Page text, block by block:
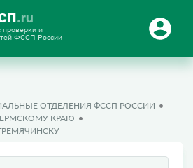
.ru
проверки и
ФССП России
ОТДЕЛЕНИЯ ФССП РОССИИ
КРАЮ